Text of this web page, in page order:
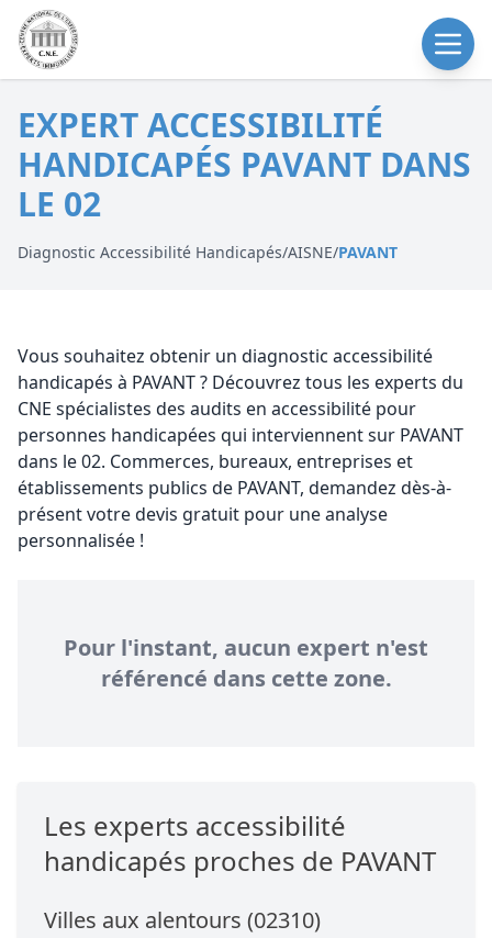
EXPERT ACCESSIBILITÉ
HANDICAPÉS PAVANT DANS
LE 02
Diagnostic Accessibilité Handicapés/AISNE/PAVANT
Vous souhaitez obtenir un diagnostic accessibilité
handicapés à PAVANT ? Découvrez tous les experts du
CNE spécialistes des audits en accessibilité pour
personnes handicapées qui interviennent sur PAVANT
dans le 02. Commerces, bureaux, entreprises et
établissements publics de PAVANT, demandez dès-à-
présent votre devis gratuit pour une analyse
personnalisée !
Pour l'instant, aucun expert n'est
référencé dans cette zone.
Les experts accessibilité
handicapés proches de PAVANT
Villes aux alentours (02310)